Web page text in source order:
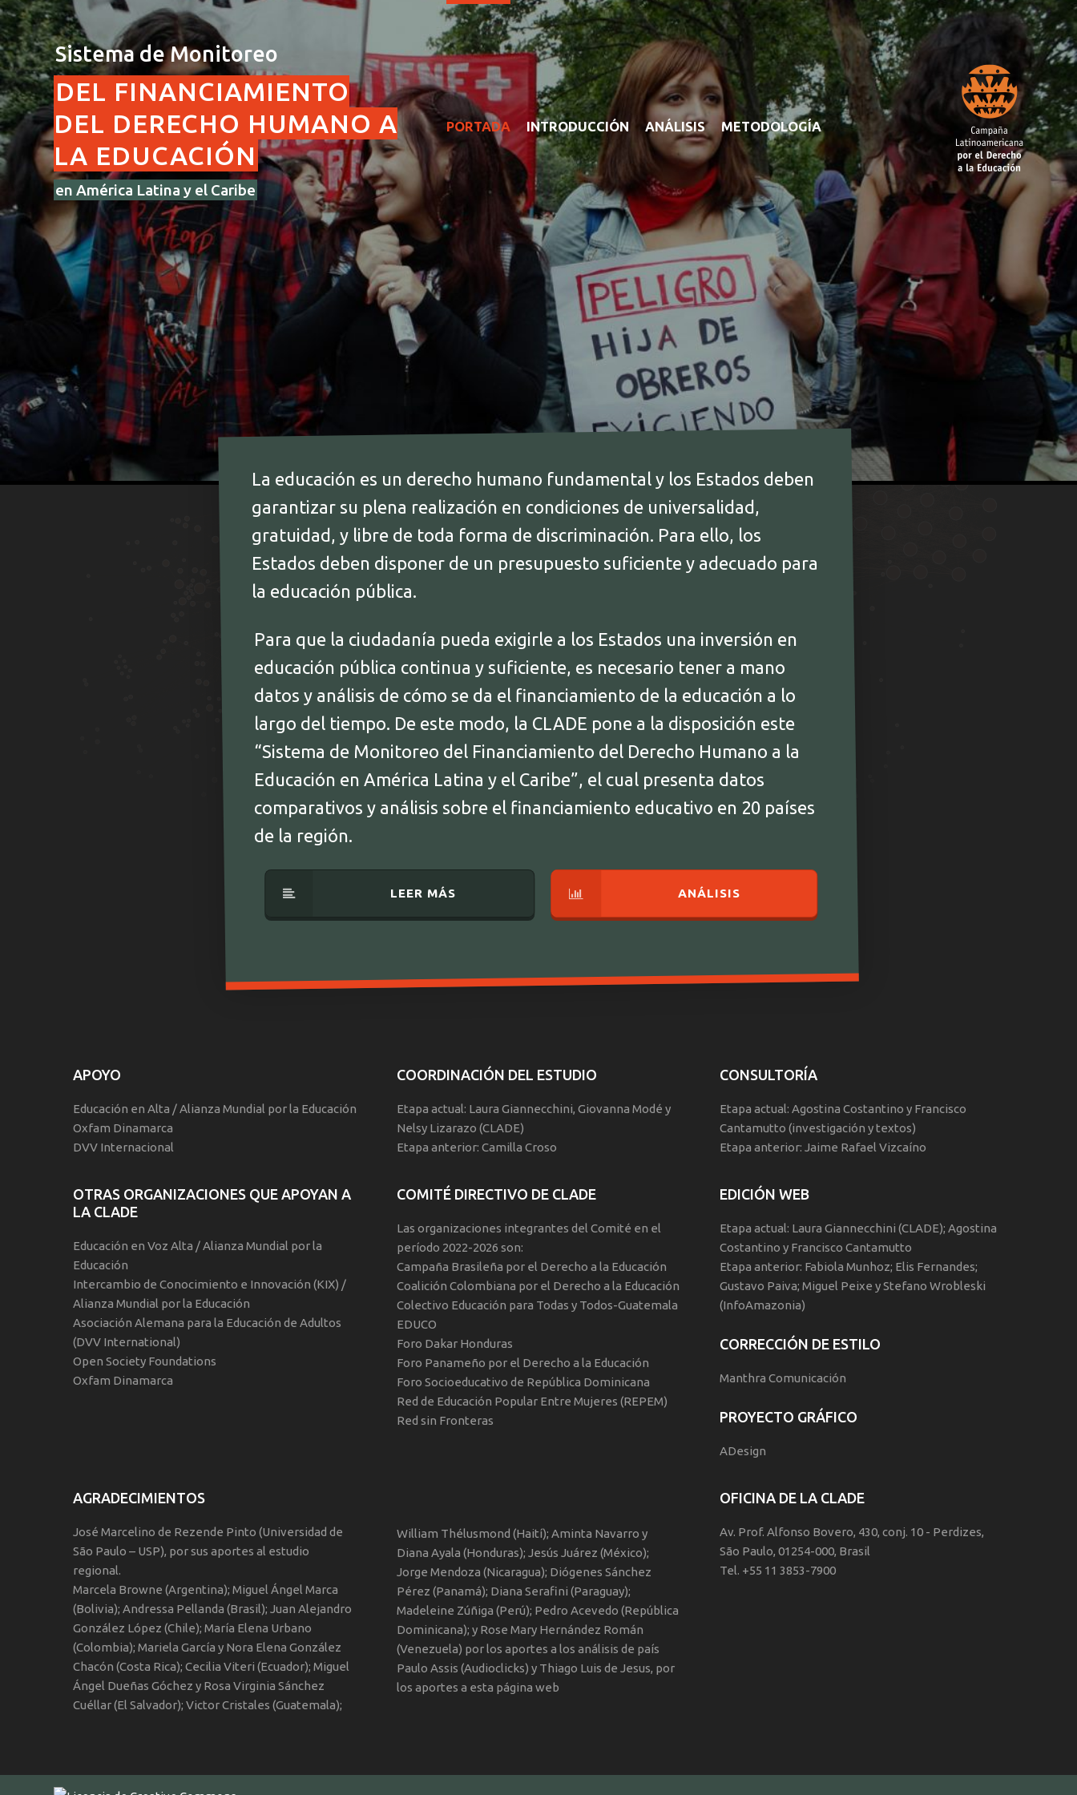
Sistema de Monitoreo
DEL FINANCIAMIENTO
DEL DERECHO HUMANO A
LA EDUCACIÓN
en América Latina y el Caribe
PORTADA INTRODUCCIÓN ANÁLISIS METODOLOGÍA
La educación es un derecho humano fundamental y los Estados deben
garantizar su plena realización en condiciones de universalidad,
gratuidad, y libre de toda forma de discriminación. Para ello, los
Estados deben disponer de un presupuesto suficiente y adecuado para
la educación pública.
Para que la ciudadanía pueda exigirle a los Estados una inversión en
educación pública continua y suficiente, es necesario tener a mano
datos y análisis de cómo se da el financiamiento de la educación a lo
largo del tiempo. De este modo, la CLADE pone a la disposición este
“Sistema de Monitoreo del Financiamiento del Derecho Humano a la
Educación en América Latina y el Caribe”, el cual presenta datos
comparativos y análisis sobre el financiamiento educativo en 20 países
de la región.
LEER MÁS ANÁLISIS
APOYO
Educación en Alta / Alianza Mundial por la Educación
Oxfam Dinamarca
DVV Internacional
COORDINACIÓN DEL ESTUDIO
Etapa actual: Laura Giannecchini, Giovanna Modé y
Nelsy Lizarazo (CLADE)
Etapa anterior: Camilla Croso
CONSULTORÍA
Etapa actual: Agostina Costantino y Francisco
Cantamutto (investigación y textos)
Etapa anterior: Jaime Rafael Vizcaíno
OTRAS ORGANIZACIONES QUE APOYAN A
LA CLADE
Educación en Voz Alta / Alianza Mundial por la
Educación
Intercambio de Conocimiento e Innovación (KIX) /
Alianza Mundial por la Educación
Asociación Alemana para la Educación de Adultos
(DVV International)
Open Society Foundations
Oxfam Dinamarca
COMITÉ DIRECTIVO DE CLADE
Las organizaciones integrantes del Comité en el
período 2022-2026 son:
Campaña Brasileña por el Derecho a la Educación
Coalición Colombiana por el Derecho a la Educación
Colectivo Educación para Todas y Todos-Guatemala
EDUCO
Foro Dakar Honduras
Foro Panameño por el Derecho a la Educación
Foro Socioeducativo de República Dominicana
Red de Educación Popular Entre Mujeres (REPEM)
Red sin Fronteras
EDICIÓN WEB
Etapa actual: Laura Giannecchini (CLADE); Agostina
Costantino y Francisco Cantamutto
Etapa anterior: Fabiola Munhoz; Elis Fernandes;
Gustavo Paiva; Miguel Peixe y Stefano Wrobleski
(InfoAmazonia)
CORRECCIÓN DE ESTILO
Manthra Comunicación
PROYECTO GRÁFICO
ADesign
AGRADECIMIENTOS
José Marcelino de Rezende Pinto (Universidad de
São Paulo – USP), por sus aportes al estudio
regional.
Marcela Browne (Argentina); Miguel Ángel Marca
(Bolivia); Andressa Pellanda (Brasil); Juan Alejandro
González López (Chile); María Elena Urbano
(Colombia); Mariela García y Nora Elena González
Chacón (Costa Rica); Cecilia Viteri (Ecuador); Miguel
Ángel Dueñas Góchez y Rosa Virginia Sánchez
Cuéllar (El Salvador); Victor Cristales (Guatemala);
William Thélusmond (Haití); Aminta Navarro y
Diana Ayala (Honduras); Jesús Juárez (México);
Jorge Mendoza (Nicaragua); Diógenes Sánchez
Pérez (Panamá); Diana Serafini (Paraguay);
Madeleine Zúñiga (Perú); Pedro Acevedo (República
Dominicana); y Rose Mary Hernández Román
(Venezuela) por los aportes a los análisis de país
Paulo Assis (Audioclicks) y Thiago Luis de Jesus, por
los aportes a esta página web
OFICINA DE LA CLADE
Av. Prof. Alfonso Bovero, 430, conj. 10 - Perdizes,
São Paulo, 01254-000, Brasil
Tel. +55 11 3853-7900